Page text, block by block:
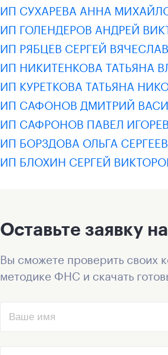
ИП СУХАРЕВА АННА
ИП ГОЛЕНДЕРОВ АНДРЕЙ
ИП РЯБЦЕВ СЕРГЕЙ
ИП НИКИТЕНКОВА ТАТЬЯНА
ИП КУРЕТКОВА ТАТЬЯНА
ИП САФОНОВ ДМИТРИЙ
ИП САФРОНОВ ПАВЕЛ
ИП БОРЗДОВА ОЛЬГА
ИП БЛОХИН СЕРГЕЙ
Оставьте заявку
Вы сможете проверить своих
методике ФНС и скачать